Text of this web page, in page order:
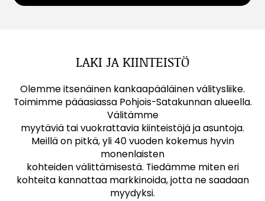
LAKI JA KIINTEISTÖ
Olemme itsenäinen kankaapääläinen välitysliike.
Toimimme pääasiassa Pohjois-Satakunnan alueella.
Välitämme
myytäviä tai vuokrattavia kiinteistöjä ja asuntoja.
Meillä on pitkä, yli 40 vuoden kokemus hyvin
monenlaisten
kohteiden välittämisestä. Tiedämme miten eri
kohteita kannattaa markkinoida, jotta ne saadaan
myydyksi.